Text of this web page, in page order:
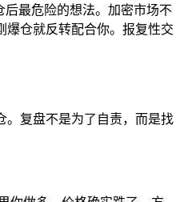
最危险的想法。加密市场不
爆仓就反转配合你。报复性交
。复盘不是为了自责，而是找